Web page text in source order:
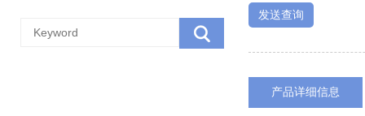
发送查询
产品详细信息